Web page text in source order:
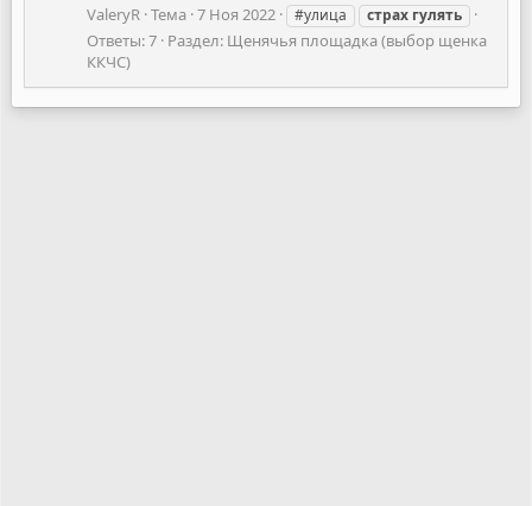
ValeryR Тема 7 Ноя 2022 #улица страх гулять
Ответы: 7 Раздел: Щенячья площадка (выбор щенка
ККЧС)